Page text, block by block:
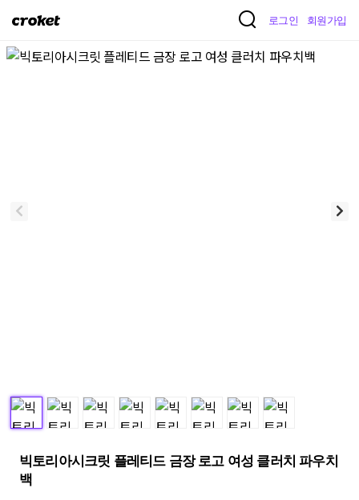
크
켓
로그인 회원가입
빅토리아시크릿 플레티드 금장 로고 여성 클러치 파우치
백